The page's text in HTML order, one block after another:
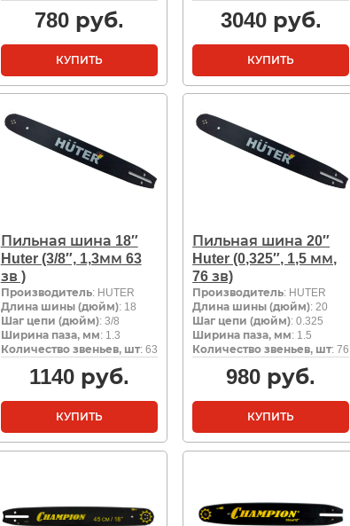
780руб.
КУПИТЬ
3040руб.
КУПИТЬ
Пильная шина 18″
Huter (3/8″, 1,3мм 63
зв )
Производитель: HUTER
Длина шины (дюйм): 18
Шаг цепи (дюйм): 3/8
Ширина паза, мм: 1.3
Количество звеньев, шт: 63
1140руб.
КУПИТЬ
Пильная шина 20″
Huter (0,325″, 1,5 мм,
76 зв)
Производитель: HUTER
Длина шины (дюйм): 20
Шаг цепи (дюйм): 0.325
Ширина паза, мм: 1.5
Количество звеньев, шт: 76
980 руб.
КУПИТЬ